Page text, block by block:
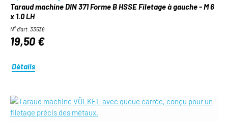
Taraud machine DIN 371 Forme B HSSE Filetage à gauche - M 6
x 1.0 LH
N° d'art. 33538
19,50 €
Détails